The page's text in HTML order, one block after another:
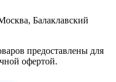
Балаклавский
предоставлены для
офертой.